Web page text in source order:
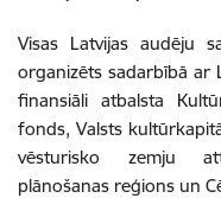
Visas Latvijas audēju
organizēts sadarbībā ar
finansiāli atbalsta
fonds, Valsts
vēsturisko zemju
plānošanas reģions un